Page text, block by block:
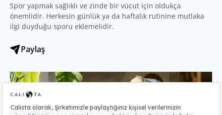
Spor yapmak sağlıklı ve zinde bir vücut için oldukça
önemlidir. Herkesin günlük ya da haftalık rutinine mutlaka
ilgi duyduğu sporu eklemelidir.
Paylaş